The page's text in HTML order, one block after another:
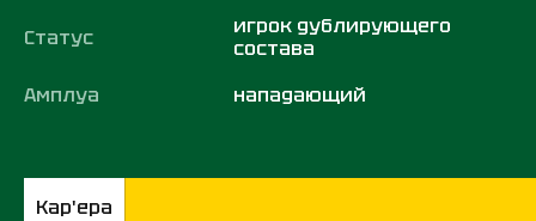
Статус
игрок дублирующего
состава
Амплуа
нападающий
Кар'ера